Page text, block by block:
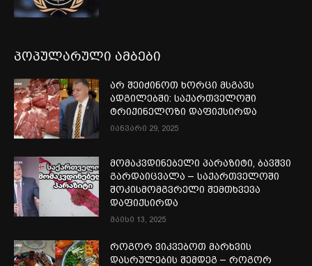
პოპულარული ამბები
არ შეიძინოთ ხორცი მსგავს
ადგილებში: საქართველოში
ტრიქინელოზი დაფიქსირდა
იანვარი 29, 2025
მომაკვდინებელი პარაზიტი, ბავშვი
გარდაიცვალა – საქართველოში
შოკისმომგვრელი შემთხვევა
დაფიქსირდა
მაისი 13, 2025
როგორ ვიკვებოთ მარხვის
დასრულების შემდეგ – როგორ